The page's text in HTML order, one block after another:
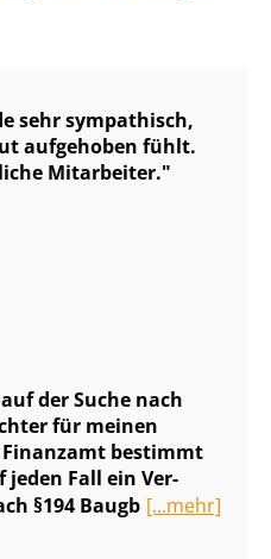
sehr sympathisch,
aufgehoben fühlt.
Mitarbeiter.
der Suche nach
für meinen
Finanzamt bestimmt
jeden Fall ein Ver­
§194 Baugb [...mehr]